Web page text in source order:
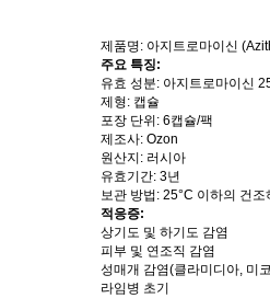
제품명: 아지트로마이신
주요 특징:
유효 성분: 아지트로마이신
제형: 캡슐
포장 단위: 6캡슐/팩
제조사: Ozon
원산지: 러시아
유효기간: 3년
보관 방법: 25°C 이하의 건
적응증:
상기도 및 하기도 감염
피부 및 연조직 감염
성매개 감염(클라미디아, 미
라임병 초기